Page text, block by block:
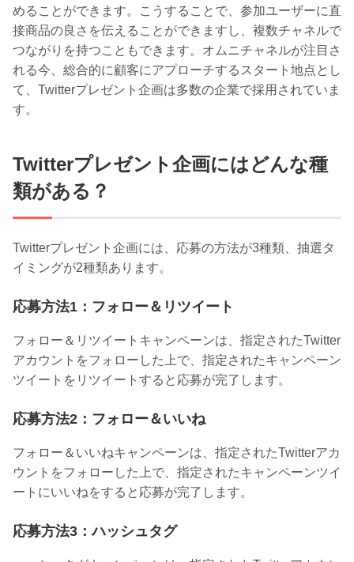
めることができます。こうすることで、参加ユーザーに直
接商品の良さを伝えることができますし、複数チャネルで
つながりを持つこともできます。オムニチャネルが注目さ
れる今、総合的に顧客にアプローチするスタート地点とし
て、Twitterプレゼント企画は多数の企業で採用されていま
す。
Twitterプレゼント企画にはどんな種
類がある？
Twitterプレゼント企画には、応募の方法が3種類、抽選タ
イミングが2種類あります。
応募方法1：フォロー＆リツイート
フォロー＆リツイートキャンペーンは、指定されたTwitter
アカウントをフォローした上で、指定されたキャンペーン
ツイートをリツイートすると応募が完了します。
応募方法2：フォロー＆いいね
フォロー＆いいねキャンペーンは、指定されたTwitterアカ
ウントをフォローした上で、指定されたキャンペーンツイ
ートにいいねをすると応募が完了します。
応募方法3：ハッシュタグ